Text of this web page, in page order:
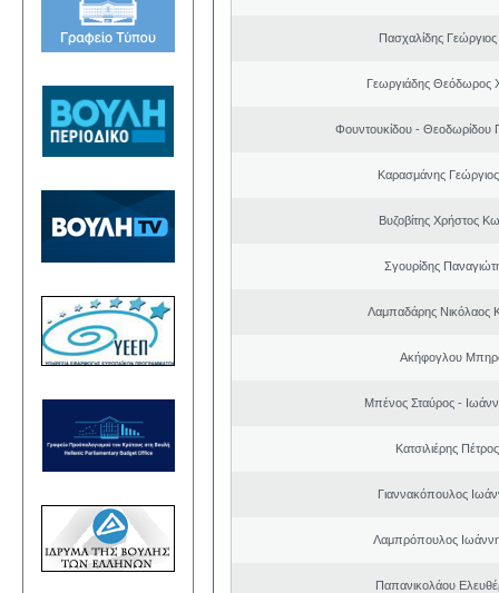
Πασχαλίδης
Γεωργιάδης Θεόδωρος
Φουντουκίδου - Θεοδωρίδου
Καρασμάνης
Βυζοβίτης Χρήστος
Σγουρίδης
Λαμπαδάρης Νικόλαος
Ακήφογλου
Μπένος Σταύρος -
Κατσιλιέρης
Γιαννακόπουλος
Λαμπρόπουλος
Παπανικολάου